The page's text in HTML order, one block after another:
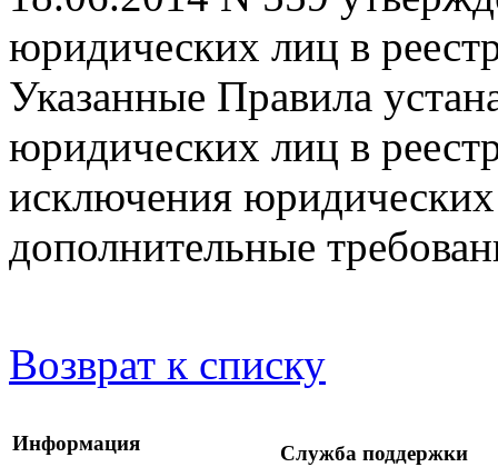
юридических лиц в
Указанные Правила
юридических лиц в
исключения
дополнительные
Возврат к списку
Информация Служба поддержки